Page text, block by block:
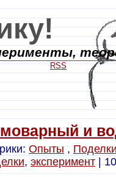
и
Опыты,
,эксперимент|
RSS